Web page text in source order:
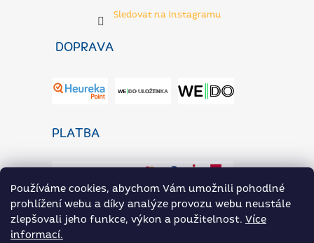
Používáme cookies, abychom Vám umožnili pohodlné
prohlížení webu a díky analýze provozu webu neustále
zlepšovali jeho funkce, výkon a použitelnost. Více
informací.
Sledovat na Instagramu
DOPRAVA
PLATBA
ZaP Novinky